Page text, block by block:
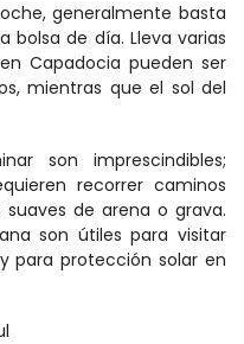
generalmente basta
bolsa de día. Lleva varias
Capadocia pueden ser
mientras que el sol del
son imprescindibles;
recorrer caminos
suaves de arena o grava.
son útiles para visitar
para protección solar en